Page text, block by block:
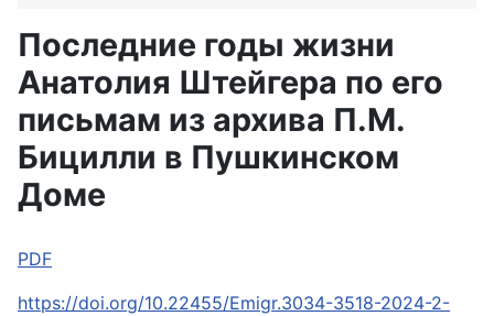
Последние годы жизни
Анатолия Штейгера по его
письмам из архива П.М.
Бицилли в Пушкинском
Доме
PDF
https://doi.org/10.22455/Emigr.3034-3518-2024-2-